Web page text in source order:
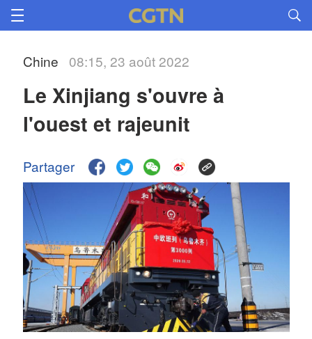
Chine 08:15, 23 août 2022
Le Xinjiang s'ouvre à
l'ouest et rajeunit
Partager